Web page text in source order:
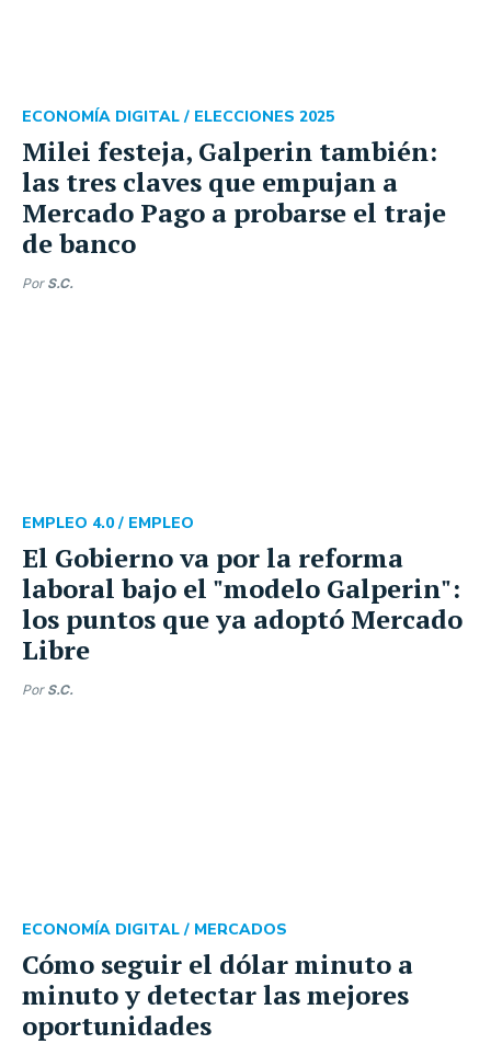
Milei festeja, Galperin también:
las tres claves que empujan a
Mercado Pago a probarse el traje
de banco
ECONOMÍA DIGITAL / ELECCIONES 2025
Por S.C.
El Gobierno va por la reforma
laboral bajo el "modelo Galperin":
los puntos que ya adoptó Mercado
Libre
EMPLEO 4.0 / EMPLEO
Por S.C.
Cómo seguir el dólar minuto a
minuto y detectar las mejores
oportunidades
ECONOMÍA DIGITAL / MERCADOS